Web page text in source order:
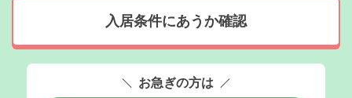
入居条件にあうか確認
お急ぎの方は